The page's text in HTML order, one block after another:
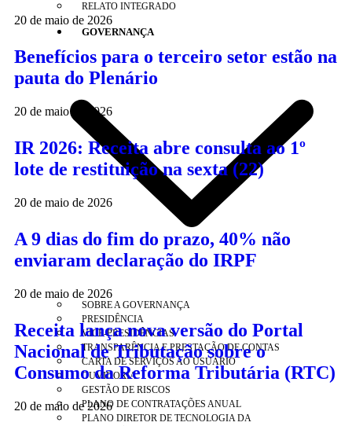
RELATO INTEGRADO
GOVERNANÇA
SOBRE A GOVERNANÇA
PRESIDÊNCIA
VICE-PRESIDÊNCIAS
TRANSPARÊNCIA E PRESTAÇÃO DE CONTAS
CARTA DE SERVIÇOS AO USUÁRIO
OUVIDORIA
GESTÃO DE RISCOS
PLANO DE CONTRATAÇÕES ANUAL
PLANO DIRETOR DE TECNOLOGIA DA
20 de maio de 2026
Benefícios para o terceiro setor estão na
pauta do Plenário
20 de maio de 2026
IR 2026: Receita abre consulta ao 1º
lote de restituição na sexta (22)
20 de maio de 2026
A 9 dias do fim do prazo, 40% não
enviaram declaração do IRPF
20 de maio de 2026
Receita lança nova versão do Portal
Nacional de Tributação sobre o
Consumo da Reforma Tributária (RTC)
20 de maio de 2026